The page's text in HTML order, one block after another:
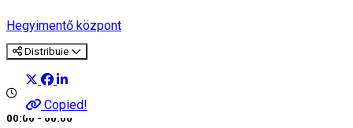
Hegyimentő központ
Distribuie
Copied!
00:00 - 00:00